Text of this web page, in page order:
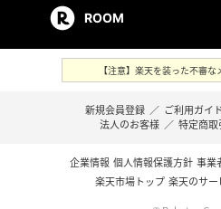
ROOM
【注意】楽天を装った不審
新規会員登録 ／ ご利用ガイ
法人のお客様 ／ 特定商
企業情報 個人情報保護方針 事業
楽天市場トップ 楽天のサ